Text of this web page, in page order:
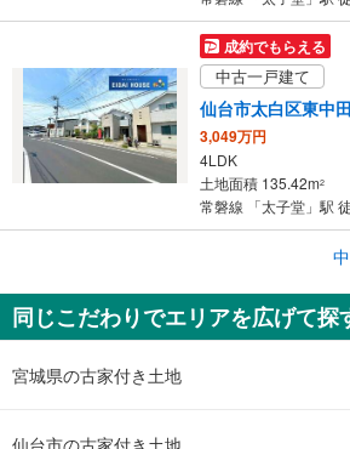
成約でもらえる
中古一戸建て
仙台市太白区東中
3,049万円
4LDK
土地面積 135.42m2
常磐線 「太子堂」駅
仙台市太白区袋原6
2,749万円
同じこだわりでエリアを広げて探
宮城県の古家付き土地
仙台市の古家付き土地